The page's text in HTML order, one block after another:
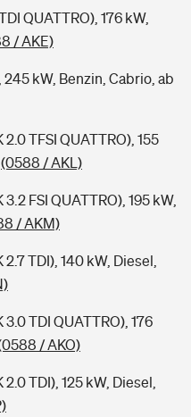
QUATTRO), 176 kW,
/ AKE)
245 kW, Benzin, Cabrio, ab
TFSI QUATTRO), 155
(0588 / AKL)
FSI QUATTRO), 195 kW,
/ AKM)
TDI), 140 kW, Diesel,
TDI QUATTRO), 176
/ AKO)
TDI), 125 kW, Diesel,